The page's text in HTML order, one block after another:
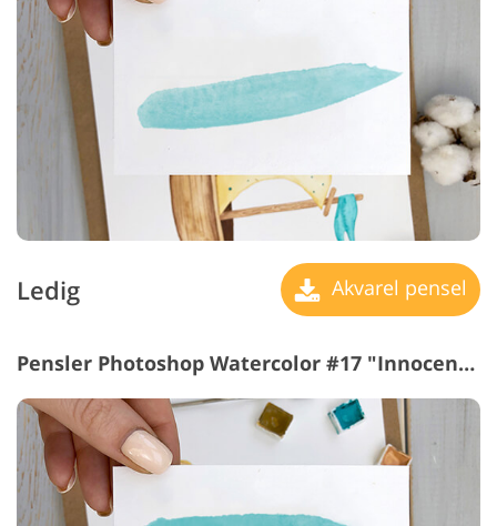
Ledig Akvarel pensel
Pensler Photoshop Watercolor #17 "Innocence"